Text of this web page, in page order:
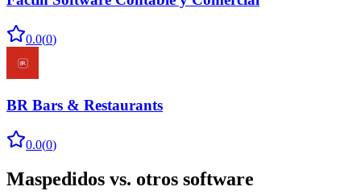
0.0(0)
BR Bars & Restaurants
0.0(0)
Maspedidos vs. otros software